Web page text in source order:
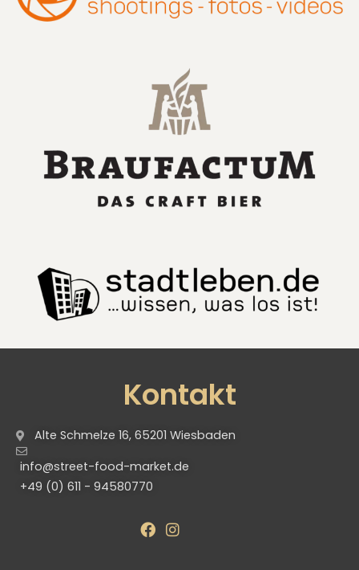
Kontakt
Alte Schmelze 16, 65201 Wiesbaden
info@street-food-market.de
+49 (0) 611 - 94580770